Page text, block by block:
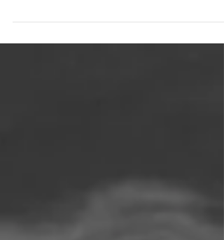
lors du concert qui s'est tenu le 13 mai 2023 à...